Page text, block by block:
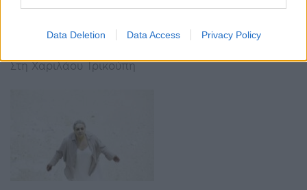
Data Deletion Data Access Privacy Policy
διαδικασία παράδοσης – παραλαβής ο Νίκος
Ανδρουλάκης
Στη Χαριλάου Τρικούπη